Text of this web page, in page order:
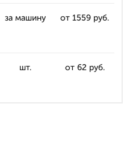
за машину от 1559 руб.
шт. от 62 руб.